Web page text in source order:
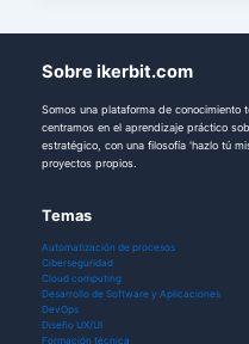
Sobre ikerbit.com
Somos una plataforma de
centramos en el aprendizaje práctico
estratégico, con una filosofía 'hazlo tú
proyectos propios.
Temas
Automatización de procesos
Ciberseguridad
Cloud computing
Desarrollo de Software y Aplicaciones
DevOps
Diseño UX/UI
Formación técnica